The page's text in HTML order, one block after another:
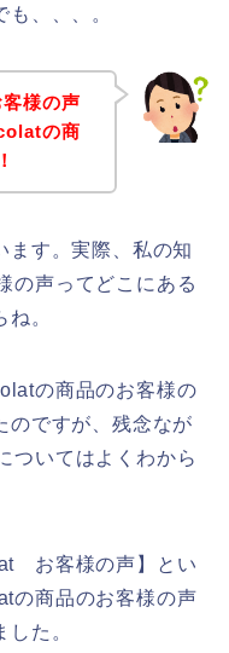
、、、。
様の声
の商
ます。実際、私の知
の声ってどこにある
。
の商品のお客様の
のですが、残念なが
ついてはよくわから
お客様の声】とい
の商品のお客様の声
た。